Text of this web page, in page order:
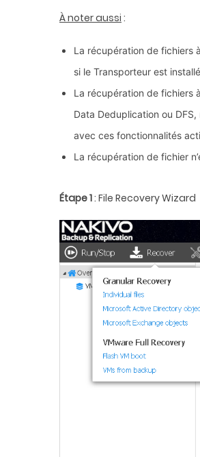
À noter aussi :
La récupération de fichiers
si le Transporteur est
La récupération de fichiers
Data Deduplication ou
avec ces fonctionnalités
La récupération de fichier
Étape 1: File Recovery Wizard